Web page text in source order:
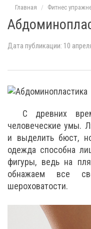
Главная Фитнес
Дата публикации: 10
С древних
человеческие умы.
и выделить бюст,
одежда способна
фигуры, ведь на
обнажаем все
шероховатости.